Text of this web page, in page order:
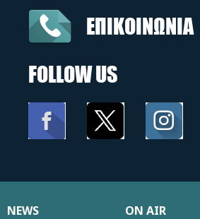
ΕΠΙΚΟΙΝΩΝΙΑ
FOLLOW US
NEWS ON AIR